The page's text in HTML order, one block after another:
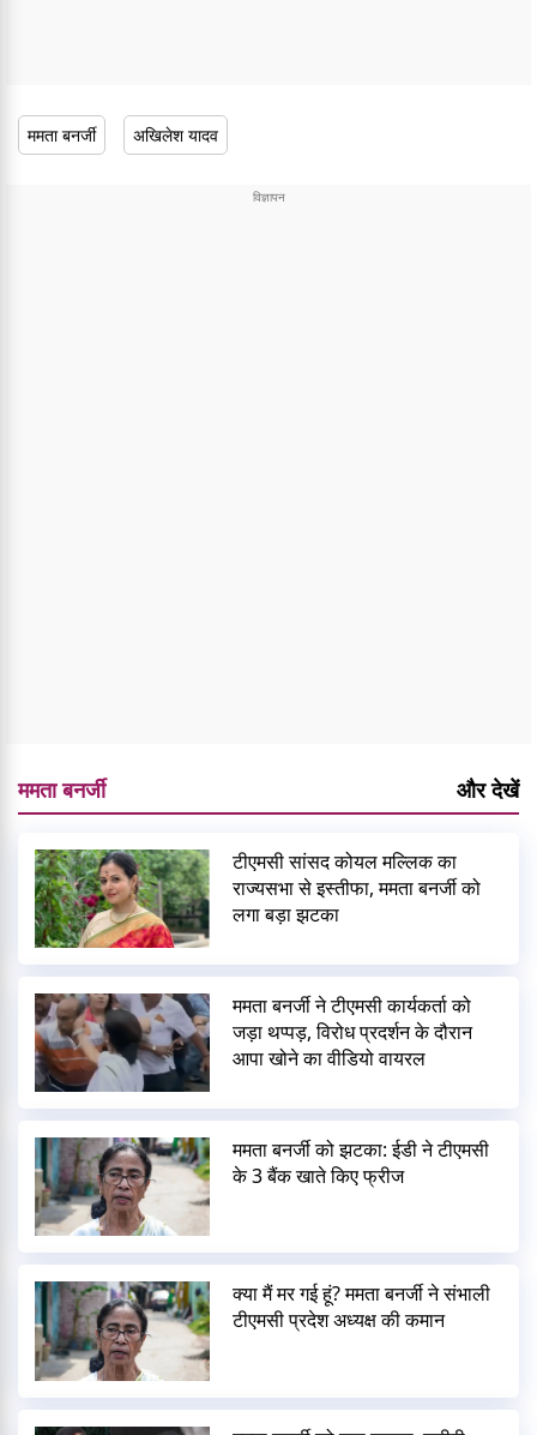
ममता बनर्जी अखिलेश यादव
ममता बनर्जी और देखें
टीएमसी सांसद कोयल मल्लिक का
राज्यसभा से इस्तीफा, ममता बनर्जी को
लगा बड़ा झटका
ममता बनर्जी ने टीएमसी कार्यकर्ता को
जड़ा थप्पड़, विरोध प्रदर्शन के दौरान
आपा खोने का वीडियो वायरल
ममता बनर्जी को झटका: ईडी ने टीएमसी
के 3 बैंक खाते किए फ्रीज
क्या मैं मर गई हूं? ममता बनर्जी ने संभाली
टीएमसी प्रदेश अध्यक्ष की कमान